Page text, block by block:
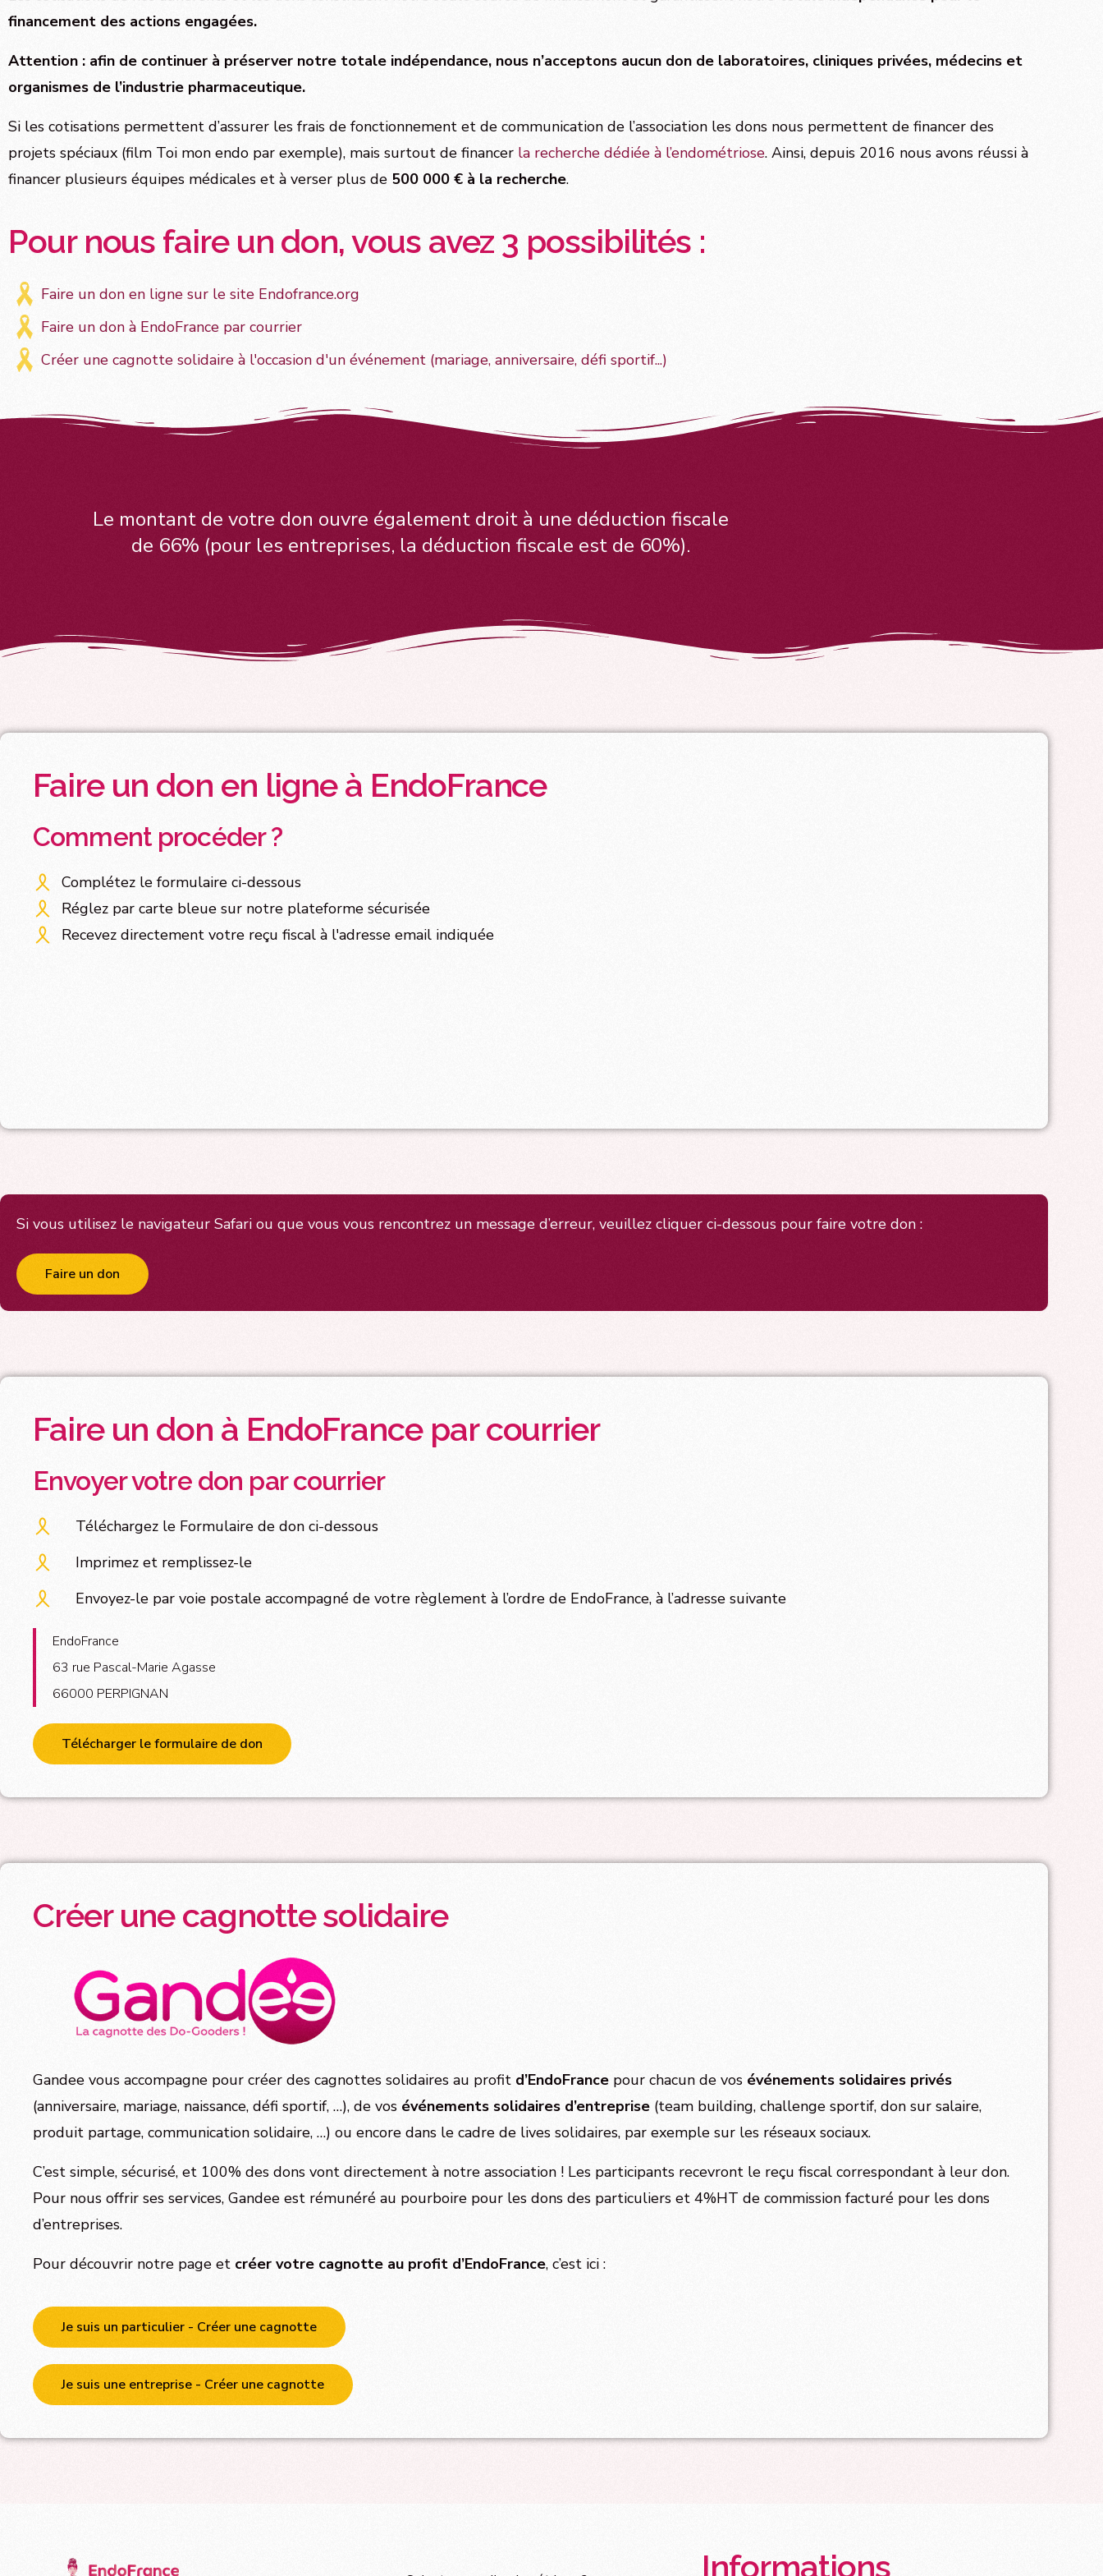
financement des actions engagées.
Attention : afin de continuer à préserver notre totale indépendance, nous n’acceptons aucun don de laboratoires, cliniques privées, médecins et
organismes de l’industrie pharmaceutique.
Si les cotisations permettent d’assurer les frais de fonctionnement et de communication de l’association les dons nous permettent de financer des
projets spéciaux (film Toi mon endo par exemple), mais surtout de financer la recherche dédiée à l’endométriose. Ainsi, depuis 2016 nous avons réussi à
financer plusieurs équipes médicales et à verser plus de 500 000 € à la recherche.
Pour nous faire un don, vous avez 3 possibilités :
Faire un don en ligne sur le site Endofrance.org
Faire un don à EndoFrance par courrier
Créer une cagnotte solidaire à l'occasion d'un événement (mariage, anniversaire, défi sportif...)
Le montant de votre don ouvre également droit à une déduction fiscale
de 66% (pour les entreprises, la déduction fiscale est de 60%).
Faire un don en ligne à EndoFrance
Comment procéder ?
Complétez le formulaire ci-dessous
Réglez par carte bleue sur notre plateforme sécurisée
Recevez directement votre reçu fiscal à l'adresse email indiquée
Si vous utilisez le navigateur Safari ou que vous vous rencontrez un message d’erreur, veuillez cliquer ci-dessous pour faire votre don :
Faire un don
Faire un don à EndoFrance par courrier
Envoyer votre don par courrier
Téléchargez le Formulaire de don ci-dessous
Imprimez et remplissez-le
Envoyez-le par voie postale accompagné de votre règlement à l’ordre de EndoFrance, à l’adresse suivante
EndoFrance
63 rue Pascal-Marie Agasse
66000 PERPIGNAN
Télécharger le formulaire de don
Créer une cagnotte solidaire
Gandee vous accompagne pour créer des cagnottes solidaires au profit d’EndoFrance pour chacun de vos événements solidaires privés
(anniversaire, mariage, naissance, défi sportif, …), de vos événements solidaires d’entreprise (team building, challenge sportif, don sur salaire,
produit partage, communication solidaire, …) ou encore dans le cadre de lives solidaires, par exemple sur les réseaux sociaux.
C’est simple, sécurisé, et 100% des dons vont directement à notre association ! Les participants recevront le reçu fiscal correspondant à leur don.
Pour nous offrir ses services, Gandee est rémunéré au pourboire pour les dons des particuliers et 4%HT de commission facturé pour les dons
d’entreprises.
Pour découvrir notre page et créer votre cagnotte au profit d’EndoFrance, c’est ici :
Je suis un particulier - Créer une cagnotte
Je suis une entreprise - Créer une cagnotte
Informations